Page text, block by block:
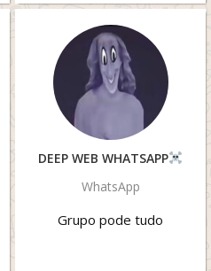
DEEP WEB WHATSAPP
WhatsApp
Grupo pode tudo